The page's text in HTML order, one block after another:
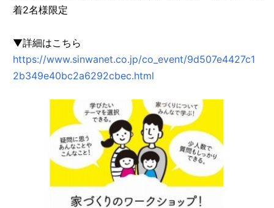
着2名様限定
▼詳細はこちら
https://www.sinwanet.co.jp/co_event/9d507e4427c1
2b349e40bc2a6292cbec.html